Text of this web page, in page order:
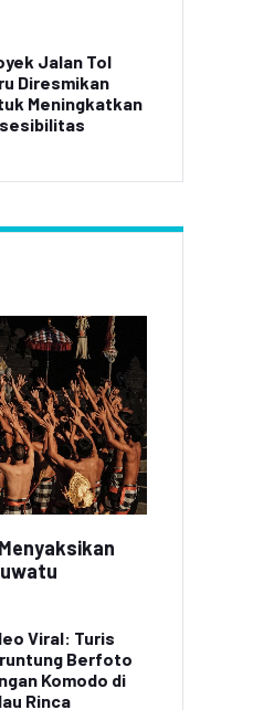
Jalan Tol
Diresmikan
Meningkatkan
Viral: Turis
Berfoto
Komodo di
Rinca